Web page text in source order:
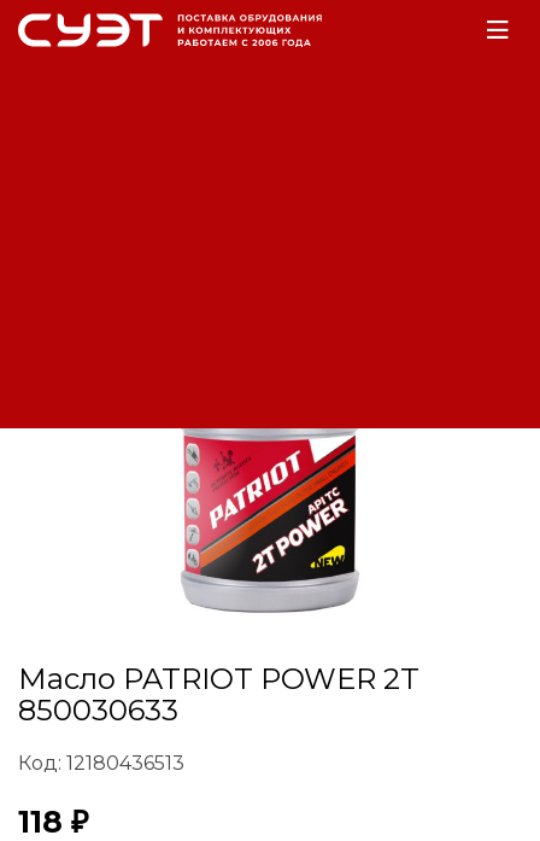
Масло PATRIOT POWER 2T
850030633
Код: 12180436513
118 ₽